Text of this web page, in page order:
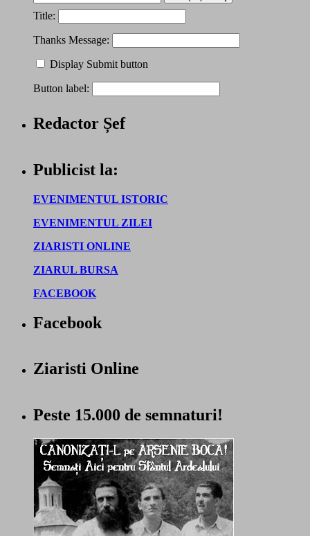
Title:
Thanks Message:
Display Submit button
Button label:
Redactor Șef
Publicist la:
EVENIMENTUL ISTORIC
EVENIMENTUL ZILEI
ZIARISTI ONLINE
ZIARUL BURSA
FACEBOOK
Facebook
Ziaristi Online
Peste 15.000 de semnaturi!